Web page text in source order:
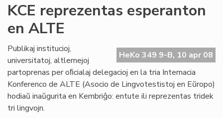
KCE reprezentas esperanton
en ALTE
HeKo 349 9-B, 10 apr 08
Publikaj institucioj,
universitatoj, altlernejoj
partoprenas per oﬁcialaj delegacioj en la tria Internacia
Konferenco de ALTE (Asocio de Lingvotestistoj en Eŭropo)
hodiaŭ inaŭgurita en Kembriĝo: entute ili reprezentas tridek
tri lingvojn.